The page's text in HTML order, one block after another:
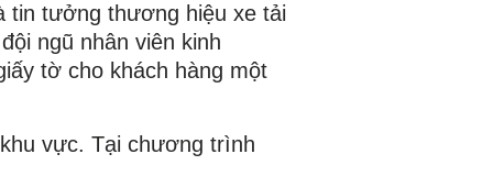
tin tưởng thương hiệu xe tải
ngũ nhân viên kinh
tờ cho khách hàng một
vực. Tại chương trình